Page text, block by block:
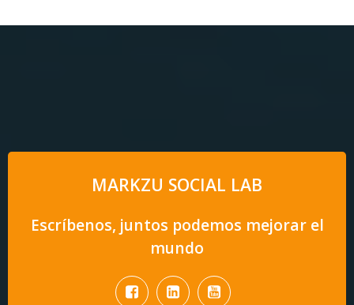
MARKZU SOCIAL LAB
Escríbenos, juntos podemos mejorar el
mundo